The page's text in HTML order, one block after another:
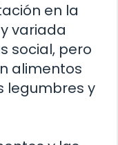
en la
variada
social, pero
alimentos
legumbres y